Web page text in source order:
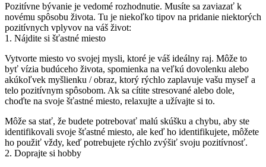
Pozitívne bývanie je vedomé rozhodnutie. Musíte sa zaviazať k
novému spôsobu života. Tu je niekoľko tipov na pridanie niektorých
pozitívnych vplyvov na váš život:
1. Nájdite si šťastné miesto
Vytvorte miesto vo svojej mysli, ktoré je váš ideálny raj. Môže to
byť vízia budúceho života, spomienka na veľkú dovolenku alebo
akúkoľvek myšlienku / obraz, ktorý rýchlo zaplavuje vašu myseľ a
telo pozitívnym spôsobom. Ak sa cítite stresované alebo dole,
choďte na svoje šťastné miesto, relaxujte a užívajte si to.
Môže sa stať, že budete potrebovať malú skúšku a chybu, aby ste
identifikovali svoje šťastné miesto, ale keď ho identifikujete, môžete
ho použiť vždy, keď potrebujete rýchlo zvýšiť svoju pozitívnosť.
2. Doprajte si hobby